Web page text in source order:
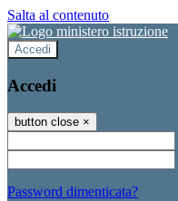
Salta al contenuto
Accedi
Accedi
button close ×
Password dimenticata?